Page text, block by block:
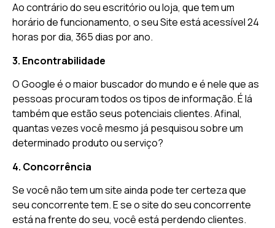
Ao contrário do seu escritório ou loja, que tem um
horário de funcionamento, o seu Site está acessível 24
horas por dia, 365 dias por ano.
3. Encontrabilidade
O Google é o maior buscador do mundo e é nele que as
pessoas procuram todos os tipos de informação. É lá
também que estão seus potenciais clientes. Afinal,
quantas vezes você mesmo já pesquisou sobre um
determinado produto ou serviço?
4. Concorrência
Se você não tem um site ainda pode ter certeza que
seu concorrente tem. E se o site do seu concorrente
está na frente do seu, você está perdendo clientes.